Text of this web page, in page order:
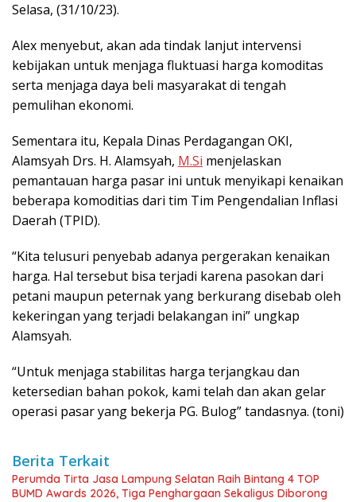
Selasa, (31/10/23).
Alex menyebut, akan ada tindak lanjut intervensi
kebijakan untuk menjaga fluktuasi harga komoditas
serta menjaga daya beli masyarakat di tengah
pemulihan ekonomi.
Sementara itu, Kepala Dinas Perdagangan OKI,
Alamsyah Drs. H. Alamsyah, M.Si menjelaskan
pemantauan harga pasar ini untuk menyikapi kenaikan
beberapa komoditias dari tim Tim Pengendalian Inflasi
Daerah (TPID).
“Kita telusuri penyebab adanya pergerakan kenaikan
harga. Hal tersebut bisa terjadi karena pasokan dari
petani maupun peternak yang berkurang disebab oleh
kekeringan yang terjadi belakangan ini” ungkap
Alamsyah.
“Untuk menjaga stabilitas harga terjangkau dan
ketersedian bahan pokok, kami telah dan akan gelar
operasi pasar yang bekerja PG. Bulog” tandasnya. (toni)
Berita Terkait
Perumda Tirta Jasa Lampung Selatan Raih Bintang 4 TOP
BUMD Awards 2026, Tiga Penghargaan Sekaligus Diborong